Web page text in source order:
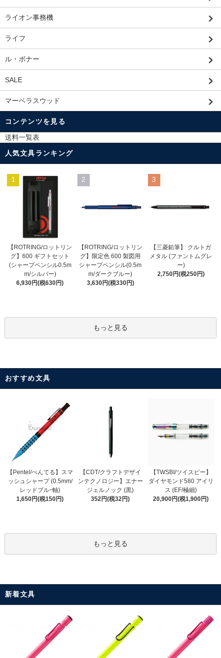
ライオン事務機
ライフ
ル・ボナー
SALE
マーベラスウッド
コンテンツを見る
送料一覧表
人気文具ランキング
1
【ROTRING/ロットリン
グ】600 ギフトセット
(シャープペンシル0.5m
m/シルバー)
6,930円(税630円)
2
【ROTRING/ロットリン
グ】限定色 600 製図用
シャープペンシル(0.5m
m/ダークブルー)
3,630円(税330円)
3
【三菱鉛筆】 クルトガ
メタル (ファントムグレ
ー)
2,750円(税250円)
もっと見る
おすすめ文具
【Pentel/ぺんてる】スマ
ッシュシャープ (0.5mm/
レッドブルｰ軸)
1,650円(税150円)
【CDT/クラフトデザイ
ンテクノロジー】エナー
ジェルノック (黒)
352円(税32円)
【TWSBI/ツイスビー】
ダイヤモンド580 アイリ
ス (EF/極細)
20,900円(税1,900円)
もっと見る
新着文具